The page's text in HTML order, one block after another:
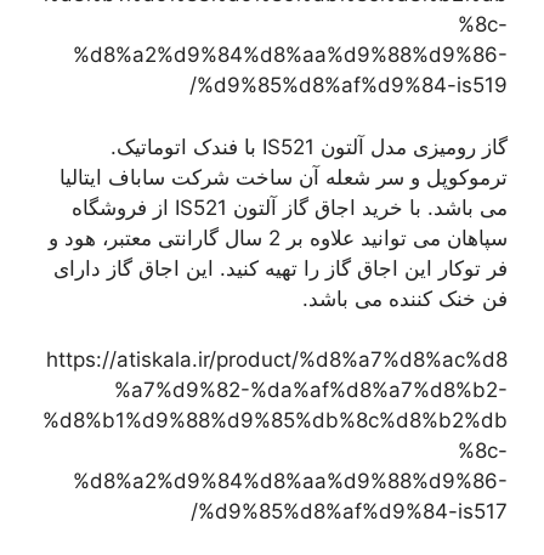
%8c-
%d8%a2%d9%84%d8%aa%d9%88%d9%86-
%d9%85%d8%af%d9%84-is519/
گاز رومیزی مدل آلتون IS521 با فندک اتوماتیک.
ترموکوپل و سر شعله آن ساخت شرکت ساباف ایتالیا
می باشد. با خرید اجاق گاز آلتون IS521 از فروشگاه
سپاهان می توانید علاوه بر 2 سال گارانتی معتبر، هود و
فر توکار این اجاق گاز را تهیه کنید. این اجاق گاز دارای
فن خنک کننده می باشد.
https://atiskala.ir/product/%d8%a7%d8%ac%d8
%a7%d9%82-%da%af%d8%a7%d8%b2-
%d8%b1%d9%88%d9%85%db%8c%d8%b2%db
%8c-
%d8%a2%d9%84%d8%aa%d9%88%d9%86-
%d9%85%d8%af%d9%84-is517/